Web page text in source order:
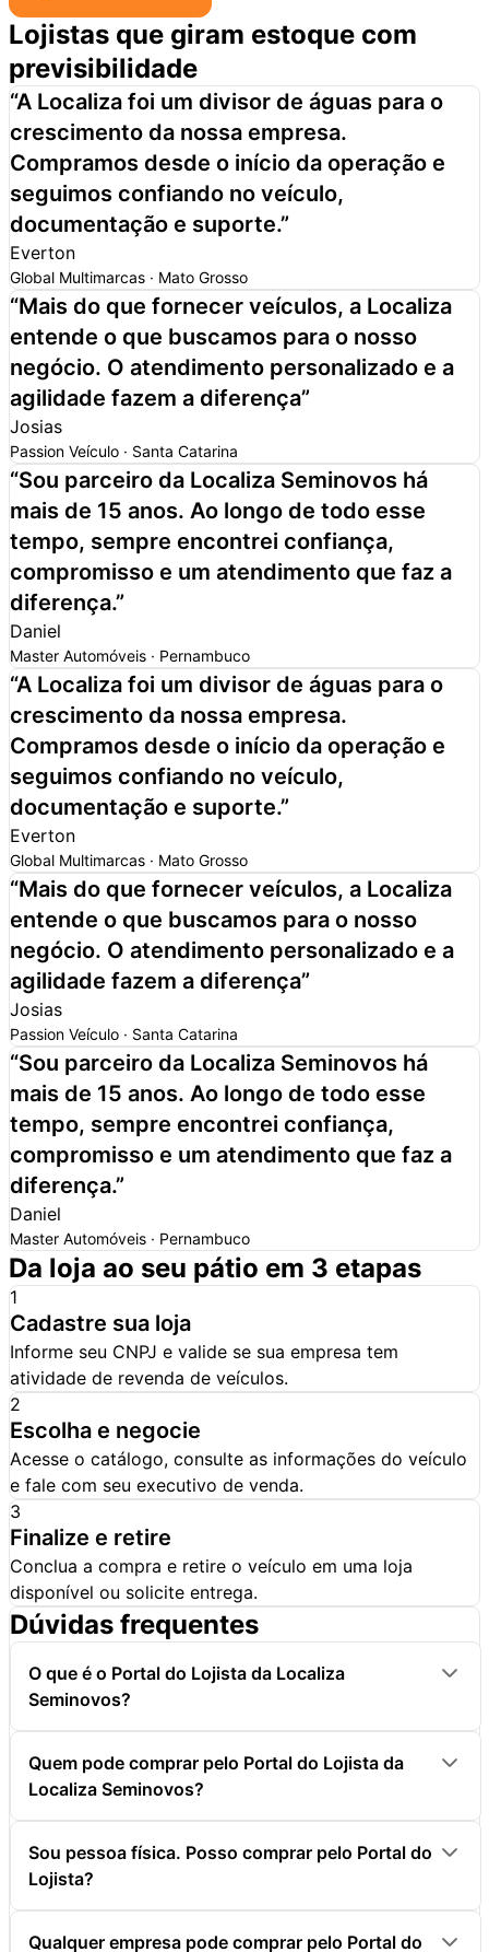
Lojistas que giram estoque com
previsibilidade
“A Localiza foi um divisor de águas para o
crescimento da nossa empresa.
Compramos desde o início da operação e
seguimos confiando no veículo,
documentação e suporte.”
Everton
Global Multimarcas · Mato Grosso
“Mais do que fornecer veículos, a Localiza
entende o que buscamos para o nosso
negócio. O atendimento personalizado e a
agilidade fazem a diferença”
Josias
Passion Veículo · Santa Catarina
“Sou parceiro da Localiza Seminovos há
mais de 15 anos. Ao longo de todo esse
tempo, sempre encontrei confiança,
compromisso e um atendimento que faz a
diferença.”
Daniel
Master Automóveis · Pernambuco
“A Localiza foi um divisor de águas para o
crescimento da nossa empresa.
Compramos desde o início da operação e
seguimos confiando no veículo,
documentação e suporte.”
Everton
Global Multimarcas · Mato Grosso
“Mais do que fornecer veículos, a Localiza
entende o que buscamos para o nosso
negócio. O atendimento personalizado e a
agilidade fazem a diferença”
Josias
Passion Veículo · Santa Catarina
“Sou parceiro da Localiza Seminovos há
mais de 15 anos. Ao longo de todo esse
tempo, sempre encontrei confiança,
compromisso e um atendimento que faz a
diferença.”
Daniel
Master Automóveis · Pernambuco
Da loja ao seu pátio em 3 etapas
1
Cadastre sua loja
Informe seu CNPJ e valide se sua empresa tem
atividade de revenda de veículos.
2
Escolha e negocie
Acesse o catálogo, consulte as informações do veículo
e fale com seu executivo de venda.
3
Finalize e retire
Conclua a compra e retire o veículo em uma loja
disponível ou solicite entrega.
Dúvidas frequentes
O que é o Portal do Lojista da Localiza
Seminovos?
Quem pode comprar pelo Portal do Lojista da
Localiza Seminovos?
Sou pessoa física. Posso comprar pelo Portal do
Lojista?
Qualquer empresa pode comprar pelo Portal do